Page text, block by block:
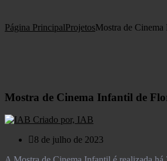
Página PrincipalProjetosMostra de
Mostra de Cinema Infantil de
Criado por, IAB
8 de julho de 2023